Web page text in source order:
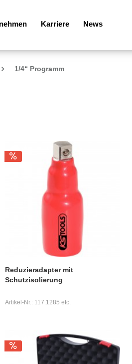
Karriere News
1/4“ Programm
Reduzieradapter mit
Schutzisolierung
Artikel-Nr.: 117.1285 etc.